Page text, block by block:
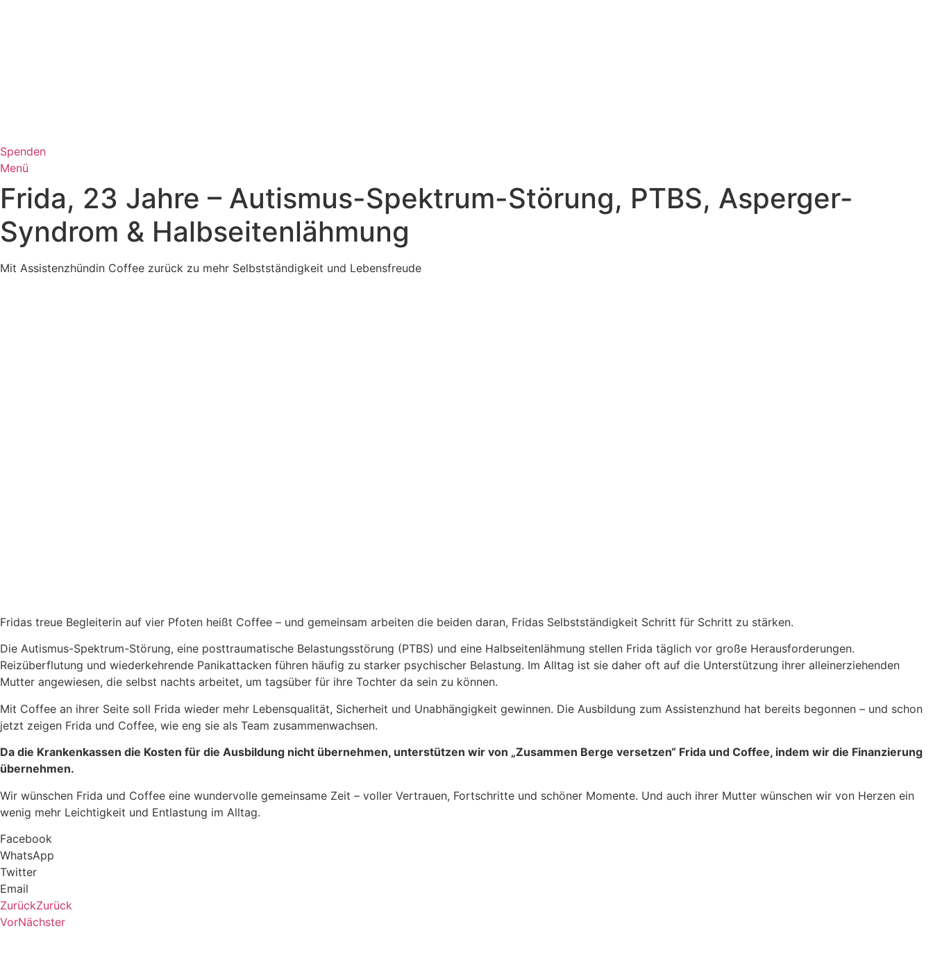
Spenden
Menü
Frida, 23 Jahre – Autismus-Spektrum-Störung, PTBS, Asperger-
Syndrom & Halbseitenlähmung
Mit Assistenzhündin Coffee zurück zu mehr Selbstständigkeit und Lebensfreude
Fridas treue Begleiterin auf vier Pfoten heißt Coffee – und gemeinsam arbeiten die beiden daran, Fridas Selbstständigkeit Schritt für Schritt zu stärken.
Die Autismus-Spektrum-Störung, eine posttraumatische Belastungsstörung (PTBS) und eine Halbseitenlähmung stellen Frida täglich vor große Herausforderungen.
Reizüberflutung und wiederkehrende Panikattacken führen häufig zu starker psychischer Belastung. Im Alltag ist sie daher oft auf die Unterstützung ihrer alleinerziehenden
Mutter angewiesen, die selbst nachts arbeitet, um tagsüber für ihre Tochter da sein zu können.
Mit Coffee an ihrer Seite soll Frida wieder mehr Lebensqualität, Sicherheit und Unabhängigkeit gewinnen. Die Ausbildung zum Assistenzhund hat bereits begonnen – und schon
jetzt zeigen Frida und Coffee, wie eng sie als Team zusammenwachsen.
Da die Krankenkassen die Kosten für die Ausbildung nicht übernehmen, unterstützen wir von „Zusammen Berge versetzen“ Frida und Coffee, indem wir die Finanzierung
übernehmen.
Wir wünschen Frida und Coffee eine wundervolle gemeinsame Zeit – voller Vertrauen, Fortschritte und schöner Momente. Und auch ihrer Mutter wünschen wir von Herzen ein
wenig mehr Leichtigkeit und Entlastung im Alltag.
Facebook
WhatsApp
Twitter
Email
ZurückZurück
VorNächster